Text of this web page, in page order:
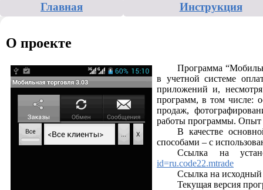
Главная Инструкция
О проекте
Программа
в учетной системе
приложений и,
программ, в том числе:
продаж,
работы программы. Опыт
В качестве
способами – с
Ссылка на
id=ru.code22.mtrade
Ссылка на
Текущая версия